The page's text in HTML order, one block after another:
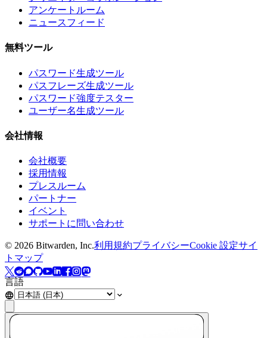
アンケートルーム
ニュースフィード
無料ツール
パスワード生成ツール
パスフレーズ生成ツール
パスワード強度テスター
ユーザー名生成ツール
会社情報
会社概要
採用情報
プレスルーム
パートナー
イベント
サポートに問い合わせ
© 2026 Bitwarden, Inc.利用規約プライバシーCookie 設定サイ
トマップ
言語